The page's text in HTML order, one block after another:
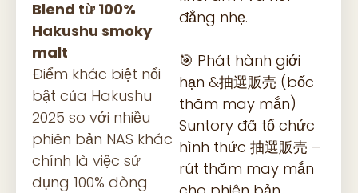
Blend từ 100%
Hakushu smoky
malt
Điểm khác biệt nổi
bật của Hakushu
2025 so với nhiều
phiên bản NAS khác
chính là việc sử
dụng 100% dòng
đắng nhẹ.
🎯 Phát hành giới
hạn &抽選販売 (bốc
thăm may mắn)
Suntory đã tổ chức
hình thức 抽選販売 –
rút thăm may mắn